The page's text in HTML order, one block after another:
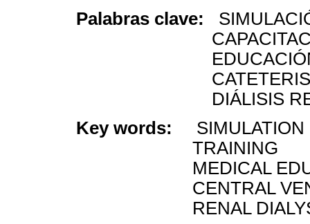
Palabras clave:
EDUCACIÓN
CATETERISMO
DIÁLISIS
Key words: SIMULATION
TRAINING
MEDICAL
CENTRAL VENUS
RENAL